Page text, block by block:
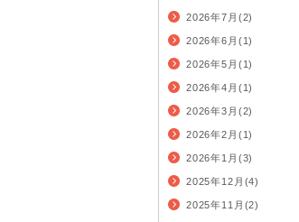
2026年7月(2)
2026年6月(1)
2026年5月(1)
2026年4月(1)
2026年3月(2)
2026年2月(1)
2026年1月(3)
2025年12月(4)
2025年11月(2)